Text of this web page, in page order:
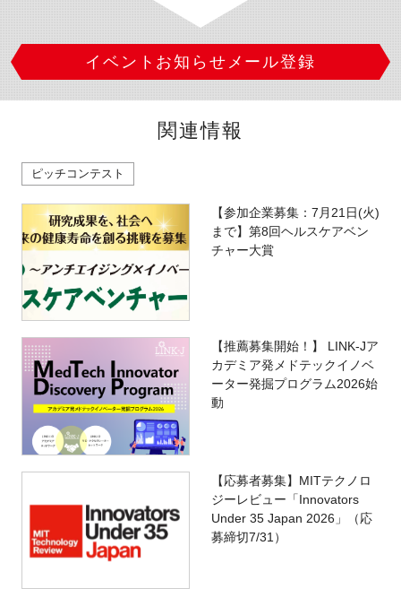
イベントお知らせメール登録
関連情報
ピッチコンテスト
【参加企業募集：7月21日(火)
まで】第8回ヘルスケアベン
チャー大賞
【推薦募集開始！】 LINK-Jア
カデミア発メドテックイノベ
ーター発掘プログラム2026始
動
【応募者募集】MITテクノロ
ジーレビュー「Innovators
Under 35 Japan 2026」（応
募締切7/31）